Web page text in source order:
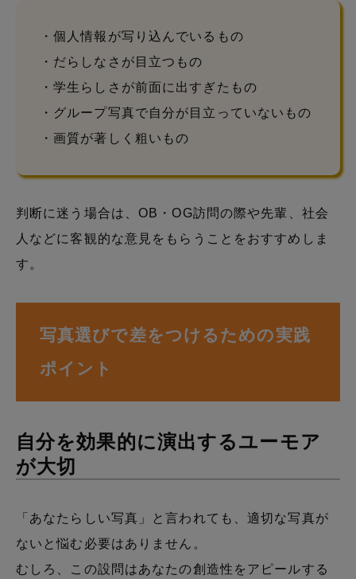
・個人情報が写り込んでいるもの
・だらしなさが目立つもの
・学生らしさが前面に出すぎたもの
・グループ写真で自分が目立っていないもの
・画質が著しく粗いもの
判断に迷う場合は、OB・OG訪問の際や先輩、社会
人などに客観的な意見をもらうことをおすすめしま
す。
写真選びで差をつけるための実践
ポイント
自分を効果的に演出するユーモア
が大切
「あなたらしい写真」と言われても、適切な写真が
ないと悩む必要はありません。
むしろ、この設問はあなたの創造性をアピールする